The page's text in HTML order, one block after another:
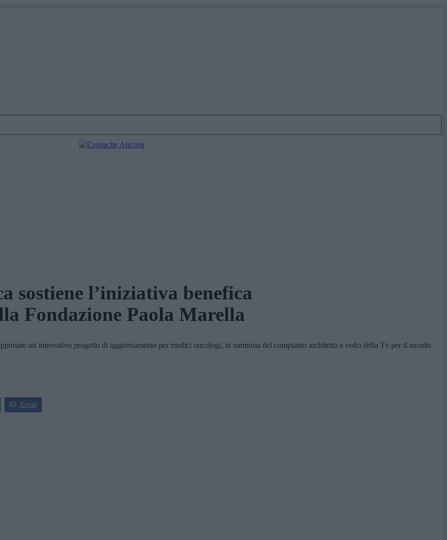
sostiene l’iniziativa benefica
Fondazione Paola Marella
un innovativo progetto di aggiornamento per medici oncologi, in memoria del compianto architetto e volto della Tv per il mondo
Email